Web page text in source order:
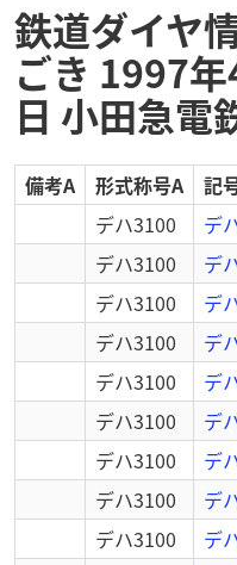
鉄道ダイヤ
ごき 1997
日 小田急電
備考A 形式称号A 記
デハ3100
デ
デハ3100
デ
デハ3100
デ
デハ3100
デ
デハ3100
デ
デハ3100
デ
デハ3100
デ
デハ3100
デ
デハ3100
デ